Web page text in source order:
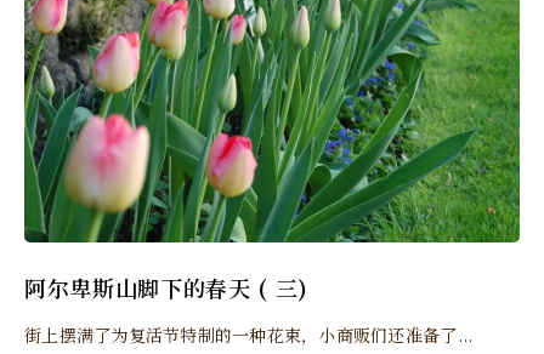
阿尔卑斯山脚下的春天 ( 三)
街上摆满了为复活节特制的一种花束，小商贩们还准备了...